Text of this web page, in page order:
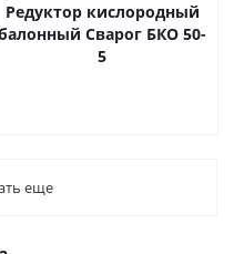
Редуктор кислородный
Сварог БКО 50-
5
еще